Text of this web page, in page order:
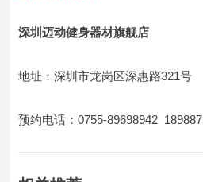
深圳迈动健身器材旗舰店
地址：深圳市龙岗区深惠路321号
预约电话：0755-89698942